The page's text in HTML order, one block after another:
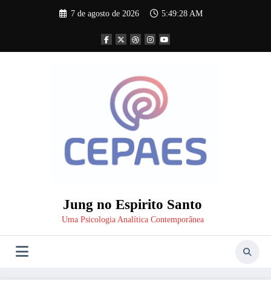
7 de agosto de 2026 5:49:28 AM
Jung no Espirito Santo
Uma Psicologia Analítica Contemporânea